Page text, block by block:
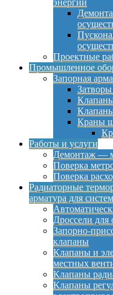
энергии
Проектные
Промышленное
Запорная
Краны
Работы и услуги
Демонтаж —
Поверка
Поверка
Радиаторные
арматура для
Дроссели для
Запорно-
клапаны
Клапаны и
местных
Клапаны
Клапаны